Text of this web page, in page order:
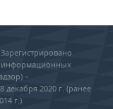
информационных
–
2020 г. (ранее
г.)